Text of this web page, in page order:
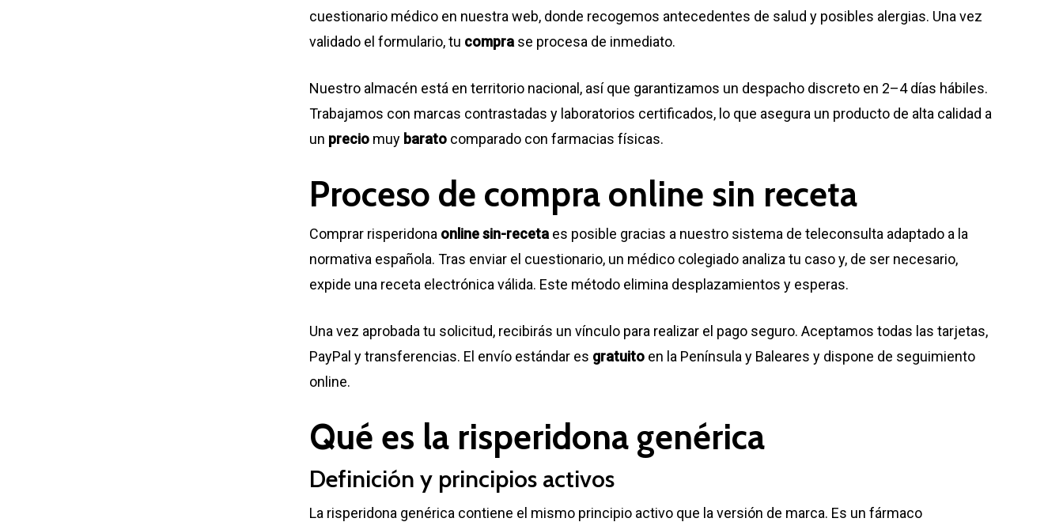
cuestionario médico en nuestra web, donde recogemos antecedentes de salud y posibles alergias. Una vez
validado el formulario, tu compra se procesa de inmediato.
Nuestro almacén está en territorio nacional, así que garantizamos un despacho discreto en 2–4 días hábiles.
Trabajamos con marcas contrastadas y laboratorios certificados, lo que asegura un producto de alta calidad a
un precio muy barato comparado con farmacias físicas.
Proceso de compra online sin receta
Comprar risperidona onlinesin-receta es posible gracias a nuestro sistema de teleconsulta adaptado a la
normativa española. Tras enviar el cuestionario, un médico colegiado analiza tu caso y, de ser necesario,
expide una receta electrónica válida. Este método elimina desplazamientos y esperas.
Una vez aprobada tu solicitud, recibirás un vínculo para realizar el pago seguro. Aceptamos todas las tarjetas,
PayPal y transferencias. El envío estándar es gratuito en la Península y Baleares y dispone de seguimiento
online.
Qué es la risperidona genérica
Definición y principios activos
La risperidona genérica contiene el mismo principio activo que la versión de marca. Es un fármaco